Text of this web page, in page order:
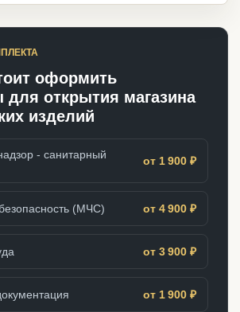
оформить
для открытия магазина
изделий
- санитарный
от 1 900 ₽
(МЧС) от 4 900 ₽
от 3 900 ₽
от 1 900 ₽